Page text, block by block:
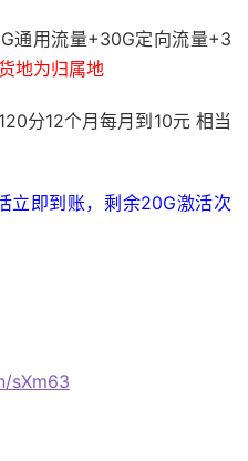
通用流量+30G定向流量+3
地为归属地
分12个月每月到10元 相当
立即到账，剩余20G激活次
sXm63